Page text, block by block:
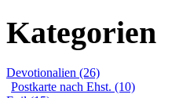
Kategorien
Devotionalien (26)
Postkarte nach Ehst. (10)